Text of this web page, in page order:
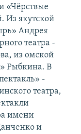
«Чёрствые
Из якутской
Андрея
театра -
из омской
Рыбкина. В
-
театра,
имени
и